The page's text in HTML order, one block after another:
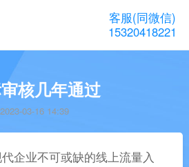
客服(同微信)
15320418221
核几年通过
2023-03-16 14:39
企业不可或缺的线上流量入